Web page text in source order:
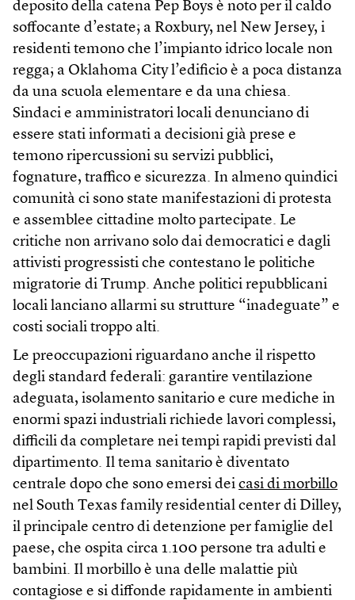
deposito della catena Pep Boys è noto per il caldo
soffocante d’estate; a Roxbury, nel New Jersey, i
residenti temono che l’impianto idrico locale non
regga; a Oklahoma City l’edificio è a poca distanza
da una scuola elementare e da una chiesa.
Sindaci e amministratori locali denunciano di
essere stati informati a decisioni già prese e
temono ripercussioni su servizi pubblici,
fognature, traffico e sicurezza. In almeno quindici
comunità ci sono state manifestazioni di protesta
e assemblee cittadine molto partecipate. Le
critiche non arrivano solo dai democratici e dagli
attivisti progressisti che contestano le politiche
migratorie di Trump. Anche politici repubblicani
locali lanciano allarmi su strutture “inadeguate” e
costi sociali troppo alti.
Le preoccupazioni riguardano anche il rispetto
degli standard federali: garantire ventilazione
adeguata, isolamento sanitario e cure mediche in
enormi spazi industriali richiede lavori complessi,
difficili da completare nei tempi rapidi previsti dal
dipartimento. Il tema sanitario è diventato
centrale dopo che sono emersi dei casi di morbillo
nel South Texas family residential center di Dilley,
il principale centro di detenzione per famiglie del
paese, che ospita circa 1.100 persone tra adulti e
bambini. Il morbillo è una delle malattie più
contagiose e si diffonde rapidamente in ambienti